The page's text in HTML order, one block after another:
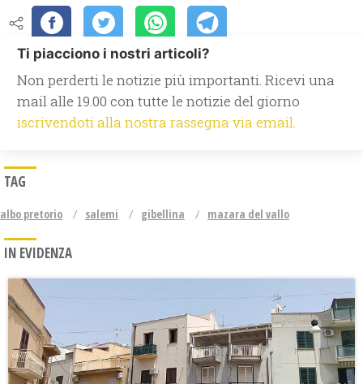
Ti piacciono i nostri articoli?
Non perderti le notizie più importanti. Ricevi una
mail alle 19.00 con tutte le notizie del giorno
iscrivendoti alla nostra rassegna via email.
TAG
albo pretorio salemi gibellina mazara del vallo
IN EVIDENZA